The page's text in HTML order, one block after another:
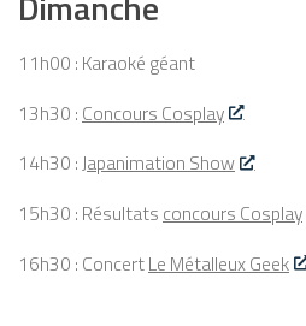
11h00 : Karaoké géant
13h30 : Concours Cosplay
14h30 :Japanimation Show
15h30 : Résultats concours Cosplay
16h30 : ConcertLe Métalleux Geek